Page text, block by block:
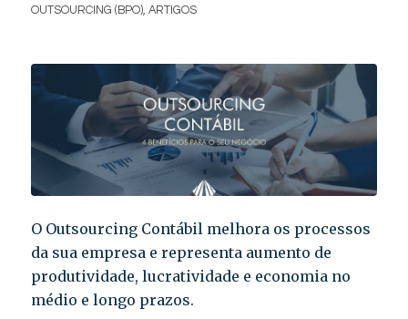
OUTSOURCING (BPO), ARTIGOS
O Outsourcing Contábil melhora os processos
da sua empresa e representa aumento de
produtividade, lucratividade e economia no
médio e longo prazos.